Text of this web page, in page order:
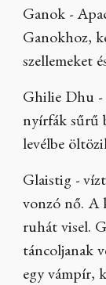
Ganok -
Ganokhoz,
szellemeket
Ghilie Dhu -
nyírfák sűrű
levélbe
Glaistig -
vonzó nő. A
ruhát visel.
táncoljanak
egy vámpír,